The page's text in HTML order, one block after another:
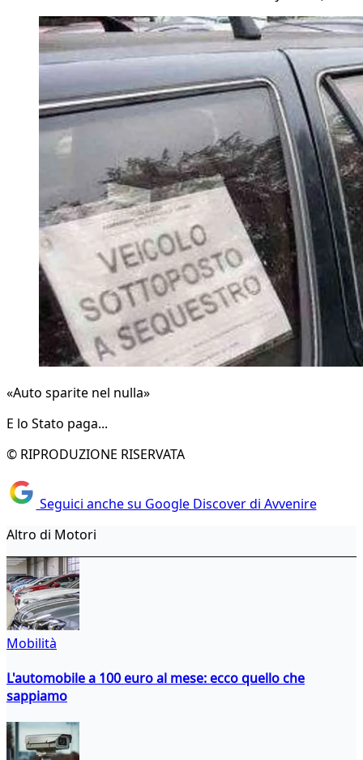
«Auto sparite nel nulla»
E lo Stato paga...
© RIPRODUZIONE RISERVATA
Seguici anche su Google Discover di Avvenire
Altro di Motori
Mobilità
L'automobile a 100 euro al mese: ecco quello che
sappiamo